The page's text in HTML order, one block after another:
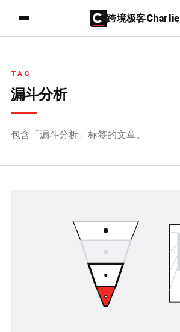
跨境极客Charlie
TAG
漏斗分析
包含「漏斗分析」标签的文章。